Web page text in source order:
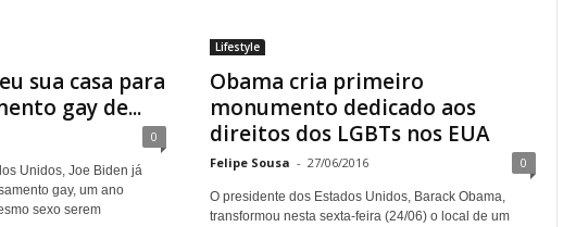
sua casa para
gay de...
0
Unidos, Joe Biden já
gay, um ano
sexo serem
Lifestyle
Obama cria primeiro
monumento dedicado aos
direitos dos LGBTs nos EUA
Felipe Sousa - 27/06/2016 0
O presidente dos Estados Unidos, Barack Obama,
transformou nesta sexta-feira (24/06) o local de um